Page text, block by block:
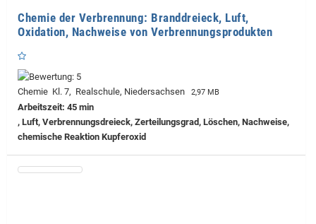
Chemie der Verbrennung: Branddreieck, Luft,
Oxidation, Nachweise von Verbrennungsprodukten
Chemie Kl. 7, Realschule, Niedersachsen 2,97 MB
Arbeitszeit: 45 min
, Luft, Verbrennungsdreieck, Zerteilungsgrad, Löschen, Nachweise,
chemische Reaktion Kupferoxid